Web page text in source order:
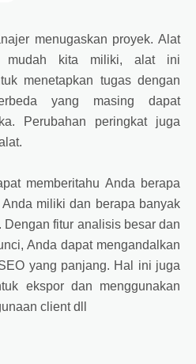
menugaskan proyek. Alat
mudah kita miliki, alat ini
menetapkan tugas dengan
yang masing dapat
Perubahan peringkat juga
memberitahu Anda berapa
miliki dan berapa banyak
fitur analisis besar dan
Anda dapat mengandalkan
yang panjang. Hal ini juga
ekspor dan menggunakan
client dll